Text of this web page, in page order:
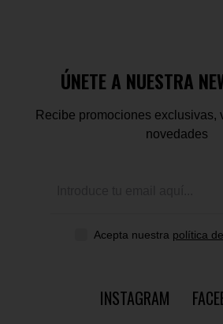
ÚNETE A NUESTRA
Recibe promociones exclusivas,
novedades
Acepta nuestra política
INSTAGRAM